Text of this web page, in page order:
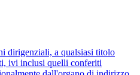
dirigenziali, a qualsiasi titolo
ivi inclusi quelli conferiti